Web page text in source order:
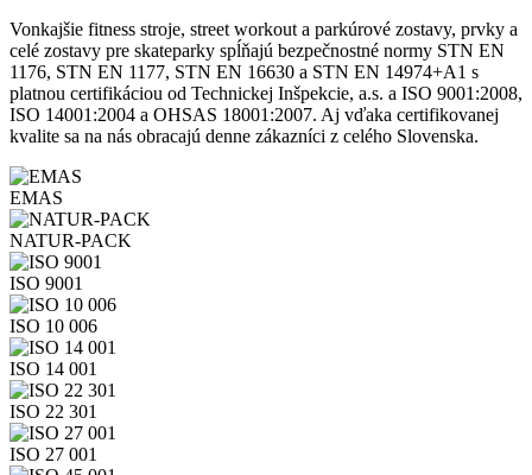
Vonkajšie fitness stroje, street workout a parkúrové zostavy, prvky a
celé zostavy pre skateparky spĺňajú bezpečnostné normy STN EN
1176, STN EN 1177, STN EN 16630 a STN EN 14974+A1 s
platnou certifikáciou od Technickej Inšpekcie, a.s. a ISO 9001:2008,
ISO 14001:2004 a OHSAS 18001:2007. Aj vďaka certifikovanej
kvalite sa na nás obracajú denne zákazníci z celého Slovenska.
EMAS
NATUR-PACK
ISO 9001
ISO 10 006
ISO 14 001
ISO 22 301
ISO 27 001